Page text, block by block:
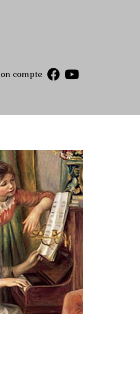
compte